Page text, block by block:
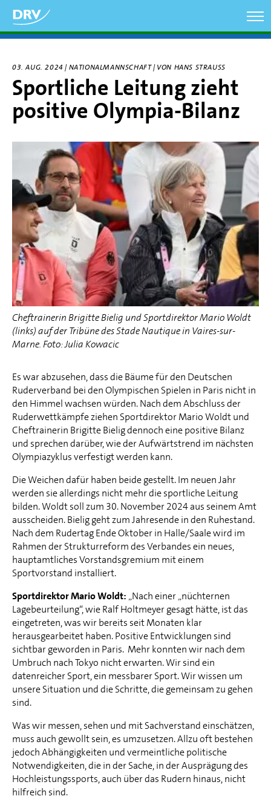
zum
Inhalt
03. AUG. 2024 | NATIONALMANNSCHAFT | VON HANS STRAUSS
Sportliche Leitung zieht
positive Olympia-Bilanz
Cheftrainerin Brigitte Bielig und Sportdirektor Mario Woldt
(links) auf der Tribüne des Stade Nautique in Vaires-sur-
Marne. Foto: Julia Kowacic
Es war abzusehen, dass die Bäume für den Deutschen
Ruderverband bei den Olympischen Spielen in Paris nicht in
den Himmel wachsen würden. Nach dem Abschluss der
Ruderwettkämpfe ziehen Sportdirektor Mario Woldt und
Cheftrainerin Brigitte Bielig dennoch eine positive Bilanz
und sprechen darüber, wie der Aufwärtstrend im nächsten
Olympiazyklus verfestigt werden kann.
Die Weichen dafür haben beide gestellt. Im neuen Jahr
werden sie allerdings nicht mehr die sportliche Leitung
bilden. Woldt soll zum 30. November 2024 aus seinem Amt
ausscheiden. Bielig geht zum Jahresende in den Ruhestand.
Nach dem Rudertag Ende Oktober in Halle/Saale wird im
Rahmen der Strukturreform des Verbandes ein neues,
hauptamtliches Vorstandsgremium mit einem
Sportvorstand installiert.
Sportdirektor Mario Woldt: „Nach einer „nüchternen
Lagebeurteilung“, wie Ralf Holtmeyer gesagt hätte, ist das
eingetreten, was wir bereits seit Monaten klar
herausgearbeitet haben. Positive Entwicklungen sind
sichtbar geworden in Paris. Mehr konnten wir nach dem
Umbruch nach Tokyo nicht erwarten. Wir sind ein
datenreicher Sport, ein messbarer Sport. Wir wissen um
unsere Situation und die Schritte, die gemeinsam zu gehen
sind.
Was wir messen, sehen und mit Sachverstand einschätzen,
muss auch gewollt sein, es umzusetzen. Allzu oft bestehen
jedoch Abhängigkeiten und vermeintliche politische
Notwendigkeiten, die in der Sache, in der Ausprägung des
Hochleistungssports, auch über das Rudern hinaus, nicht
hilfreich sind.